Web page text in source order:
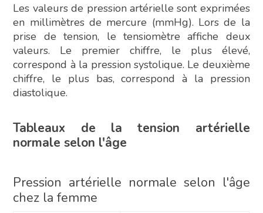
Les valeurs de pression artérielle sont exprimées
en millimètres de mercure (mmHg). Lors de la
prise de tension, le tensiomètre affiche deux
valeurs. Le premier chiffre, le plus élevé,
correspond à la pression systolique. Le deuxième
chiffre, le plus bas, correspond à la pression
diastolique.
Tableaux de la tension artérielle
normale selon l'âge
Pression artérielle normale selon l'âge
chez la femme